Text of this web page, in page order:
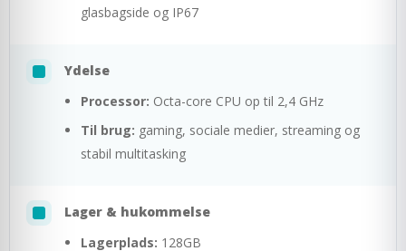
glasbagside og IP67
Ydelse
Processor: Octa-core CPU op til 2,4 GHz
Til brug: gaming, sociale medier, streaming og
stabil multitasking
Lager & hukommelse
Lagerplads: 128GB